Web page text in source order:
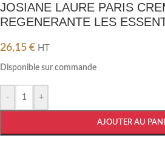
JOSIANE LAURE PARIS
REGENERANTE LES
26,15 € HT
Disponible sur commande
- +
AJOUTER AU